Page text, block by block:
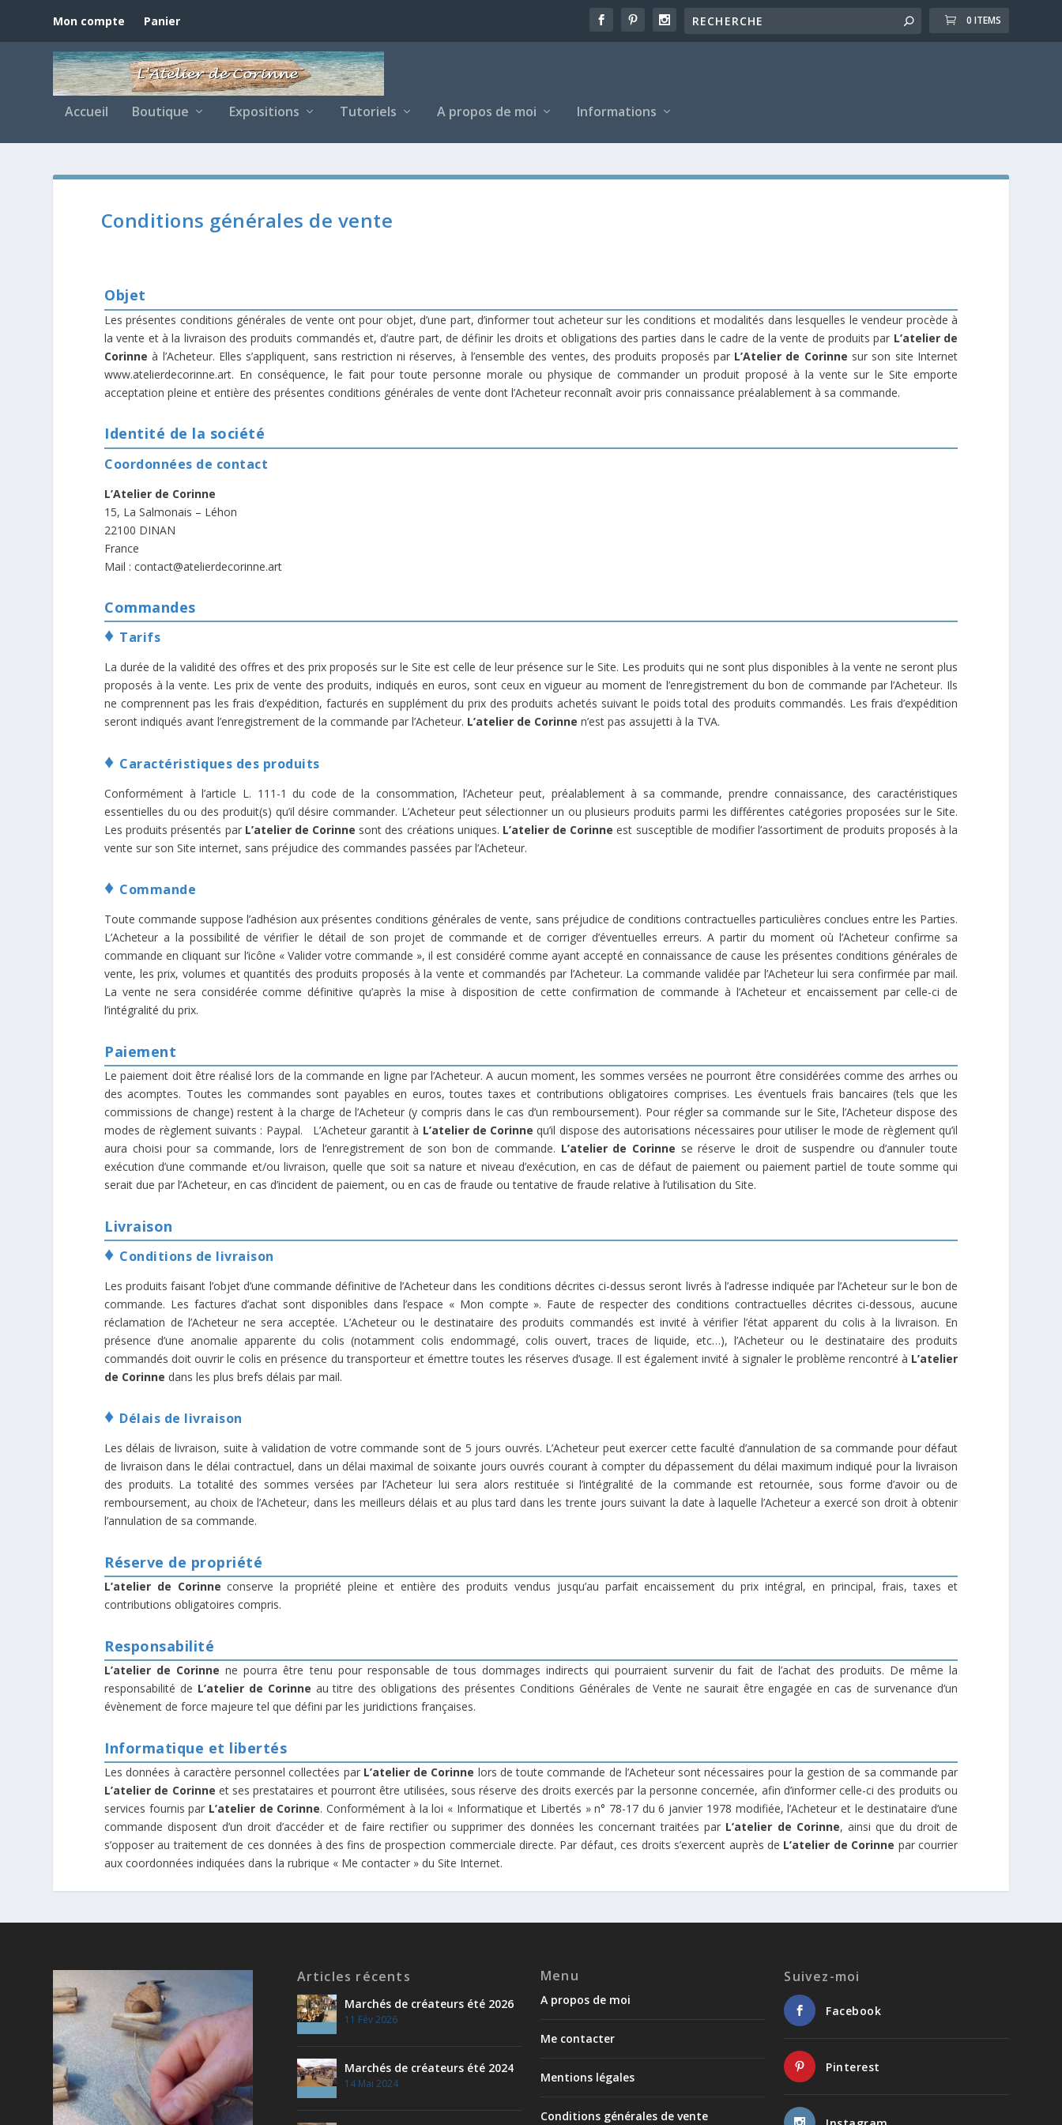
Mon compte Panier 0 ITEMS
Accueil Boutique Expositions Tutoriels A propos de moi Informations
Conditions générales de vente
Objet
Les présentes conditions générales de vente ont pour objet, d’une part, d’informer tout acheteur sur les conditions et modalités dans lesquelles le vendeur procède à
la vente et à la livraison des produits commandés et, d’autre part, de définir les droits et obligations des parties dans le cadre de la vente de produits par L’atelier de
Corinne à l’Acheteur. Elles s’appliquent, sans restriction ni réserves, à l’ensemble des ventes, des produits proposés par L’Atelier de Corinne sur son site Internet
www.atelierdecorinne.art. En conséquence, le fait pour toute personne morale ou physique de commander un produit proposé à la vente sur le Site emporte
acceptation pleine et entière des présentes conditions générales de vente dont l’Acheteur reconnaît avoir pris connaissance préalablement à sa commande.
Identité de la société
Coordonnées de contact
L’Atelier de Corinne
15, La Salmonais – Léhon
22100 DINAN
France
Mail : contact@atelierdecorinne.art
Commandes
♦ Tarifs
La durée de la validité des offres et des prix proposés sur le Site est celle de leur présence sur le Site. Les produits qui ne sont plus disponibles à la vente ne seront plus
proposés à la vente. Les prix de vente des produits, indiqués en euros, sont ceux en vigueur au moment de l’enregistrement du bon de commande par l’Acheteur. Ils
ne comprennent pas les frais d’expédition, facturés en supplément du prix des produits achetés suivant le poids total des produits commandés. Les frais d’expédition
seront indiqués avant l’enregistrement de la commande par l’Acheteur. L’atelier de Corinne n’est pas assujetti à la TVA.
♦ Caractéristiques des produits
Conformément à l’article L. 111-1 du code de la consommation, l’Acheteur peut, préalablement à sa commande, prendre connaissance, des caractéristiques
essentielles du ou des produit(s) qu’il désire commander. L’Acheteur peut sélectionner un ou plusieurs produits parmi les différentes catégories proposées sur le Site.
Les produits présentés par L’atelier de Corinne sont des créations uniques. L’atelier de Corinne est susceptible de modifier l’assortiment de produits proposés à la
vente sur son Site internet, sans préjudice des commandes passées par l’Acheteur.
♦ Commande
Toute commande suppose l’adhésion aux présentes conditions générales de vente, sans préjudice de conditions contractuelles particulières conclues entre les Parties.
L’Acheteur a la possibilité de vérifier le détail de son projet de commande et de corriger d’éventuelles erreurs. A partir du moment où l’Acheteur confirme sa
commande en cliquant sur l’icône « Valider votre commande », il est considéré comme ayant accepté en connaissance de cause les présentes conditions générales de
vente, les prix, volumes et quantités des produits proposés à la vente et commandés par l’Acheteur. La commande validée par l’Acheteur lui sera confirmée par mail.
La vente ne sera considérée comme définitive qu’après la mise à disposition de cette confirmation de commande à l’Acheteur et encaissement par celle-ci de
l’intégralité du prix.
Paiement
Le paiement doit être réalisé lors de la commande en ligne par l’Acheteur. A aucun moment, les sommes versées ne pourront être considérées comme des arrhes ou
des acomptes. Toutes les commandes sont payables en euros, toutes taxes et contributions obligatoires comprises. Les éventuels frais bancaires (tels que les
commissions de change) restent à la charge de l’Acheteur (y compris dans le cas d’un remboursement). Pour régler sa commande sur le Site, l’Acheteur dispose des
modes de règlement suivants : Paypal. L’Acheteur garantit à L’atelier de Corinne qu’il dispose des autorisations nécessaires pour utiliser le mode de règlement qu’il
aura choisi pour sa commande, lors de l’enregistrement de son bon de commande. L’atelier de Corinne se réserve le droit de suspendre ou d’annuler toute
exécution d’une commande et/ou livraison, quelle que soit sa nature et niveau d’exécution, en cas de défaut de paiement ou paiement partiel de toute somme qui
serait due par l’Acheteur, en cas d’incident de paiement, ou en cas de fraude ou tentative de fraude relative à l’utilisation du Site.
Livraison
♦ Conditions de livraison
Les produits faisant l’objet d’une commande définitive de l’Acheteur dans les conditions décrites ci-dessus seront livrés à l’adresse indiquée par l’Acheteur sur le bon de
commande. Les factures d’achat sont disponibles dans l’espace « Mon compte ». Faute de respecter des conditions contractuelles décrites ci-dessous, aucune
réclamation de l’Acheteur ne sera acceptée. L’Acheteur ou le destinataire des produits commandés est invité à vérifier l’état apparent du colis à la livraison. En
présence d’une anomalie apparente du colis (notamment colis endommagé, colis ouvert, traces de liquide, etc…), l’Acheteur ou le destinataire des produits
commandés doit ouvrir le colis en présence du transporteur et émettre toutes les réserves d’usage. Il est également invité à signaler le problème rencontré à L’atelier
de Corinne dans les plus brefs délais par mail.
♦ Délais de livraison
Les délais de livraison, suite à validation de votre commande sont de 5 jours ouvrés. L’Acheteur peut exercer cette faculté d’annulation de sa commande pour défaut
de livraison dans le délai contractuel, dans un délai maximal de soixante jours ouvrés courant à compter du dépassement du délai maximum indiqué pour la livraison
des produits. La totalité des sommes versées par l’Acheteur lui sera alors restituée si l’intégralité de la commande est retournée, sous forme d’avoir ou de
remboursement, au choix de l’Acheteur, dans les meilleurs délais et au plus tard dans les trente jours suivant la date à laquelle l’Acheteur a exercé son droit à obtenir
l’annulation de sa commande.
Réserve de propriété
L’atelier de Corinne conserve la propriété pleine et entière des produits vendus jusqu’au parfait encaissement du prix intégral, en principal, frais, taxes et
contributions obligatoires compris.
Responsabilité
L’atelier de Corinne ne pourra être tenu pour responsable de tous dommages indirects qui pourraient survenir du fait de l’achat des produits. De même la
responsabilité de L’atelier de Corinne au titre des obligations des présentes Conditions Générales de Vente ne saurait être engagée en cas de survenance d’un
évènement de force majeure tel que défini par les juridictions françaises.
Informatique et libertés
Les données à caractère personnel collectées par L’atelier de Corinne lors de toute commande de l’Acheteur sont nécessaires pour la gestion de sa commande par
L’atelier de Corinne et ses prestataires et pourront être utilisées, sous réserve des droits exercés par la personne concernée, afin d’informer celle-ci des produits ou
services fournis par L’atelier de Corinne. Conformément à la loi « Informatique et Libertés » n° 78-17 du 6 janvier 1978 modifiée, l’Acheteur et le destinataire d’une
commande disposent d’un droit d’accéder et de faire rectifier ou supprimer des données les concernant traitées par L’atelier de Corinne, ainsi que du droit de
s’opposer au traitement de ces données à des fins de prospection commerciale directe. Par défaut, ces droits s’exercent auprès de L’atelier de Corinne par courrier
aux coordonnées indiquées dans la rubrique « Me contacter » du Site Internet.
Articles récents
Marchés de créateurs été 2026
11 Fév 2026
Marchés de créateurs été 2024
14 Mai 2024
Menu
A propos de moi
Me contacter
Mentions légales
Conditions générales de vente
Suivez-moi
Facebook
Pinterest